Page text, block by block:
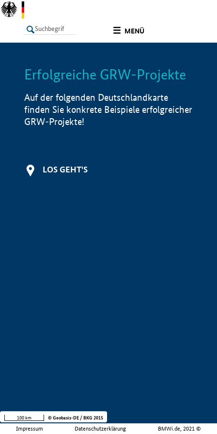
MENÜ
LISTE Info
Erfolgreiche GRW-Projekte
Auf der folgenden Deutschlandkarte
finden Sie konkrete Beispiele erfolgreicher
GRW-Projekte!
LOS GEHT'S
Impressum Datenschutzerklärung BMWi.de, 2021 ©
100 km © Geobasis-DE / BKG 2015